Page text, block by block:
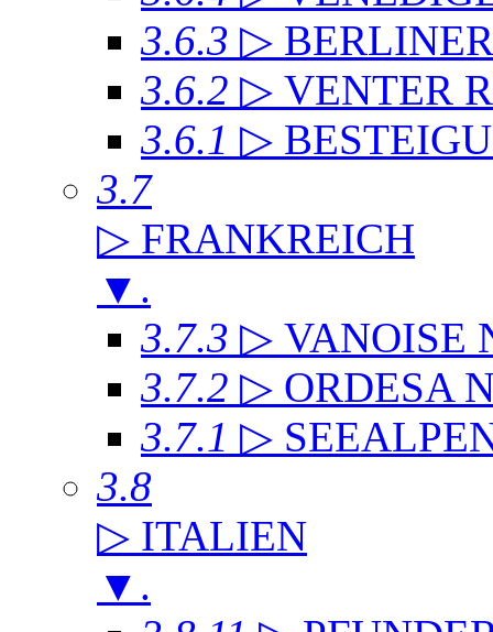
3.6.3 ▷
3.6.2 ▷ VENTER
3.6.1 ▷
3.7
▷ FRANKREICH
▼ .
3.7.3 ▷ VANOISE
3.7.2 ▷ ORDESA
3.7.1 ▷
3.8
▷ ITALIEN
▼ .